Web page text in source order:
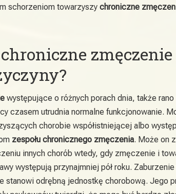
schorzeniom towarzyszy chroniczne
występujące o różnych porach dnia, także
czasem utrudnia normalne funkcjonowanie.
chorobie współistniejącej albo
zespołu chronicznego zmęczenia. Może on
innych chorób wtedy, gdy zmęczenie i
występują przynajmniej pół roku.
stanowi odrębną jednostkę chorobową. Jego